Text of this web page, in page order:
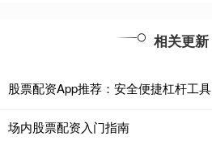
相关更新
股票配资App推荐：安全便捷杠杆工具
场内股票配资入门指南